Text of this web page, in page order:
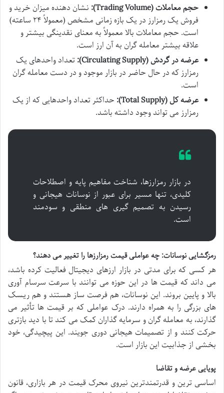
حجم معاملات (Trading Volume):
نشان دهنده میزان خرید و
فروش یک رمزارز در یک بازه زمانی مشخص (معمولاً ۲۴ ساعته)
است. حجم معاملات بالا معمولاً به معنای نقدینگی بیشتر و
علاقه بیشتر معامله گران به آن ارز است.
عرضه در گردش (Circulating Supply):
تعداد واحدهای یک
رمزارز که در حال حاضر در بازار موجود و در دست معامله گران
است.
عرضه کل (Total Supply):
حداکثر تعداد واحدهایی که از یک
رمزارز می تواند وجود داشته باشد.
در بازار رمزارزها، شناخت مفاهیم پایه و اصطلاحات
کلیدی، تنها مسیر برای عبور از نوسانات هیجانی و
رسیدن به تصمیم گیری های منطقی و سودمند
است.
رمزگشایی نوسانات: چه عواملی قیمت رمزارزها را تغییر می دهند؟
هر کسی که برای مدتی در بازار ارزهای دیجیتال فعالیت کرده باشد،
می داند که قیمت ها در این حوزه می توانند با سرعت سرسام آوری
بالا و پایین بروند. این نوسانات، هم فرصت ساز هستند و هم ریسک
های بزرگی را به همراه دارند. درک عواملی که بر قیمت ها تأثیر می
گذارند، به معامله گران و سرمایه گذاران کمک می کند تا با دید بازتری
حرکت کنند و از تصمیمات هیجانی دوری جویند. این پیچیدگی، خود
بخشی از جذابیت این بازار است.
پویایی عرضه و تقاضا
اساسی ترین و قدرتمندترین نیروی محرک قیمت در هر بازاری، قانون